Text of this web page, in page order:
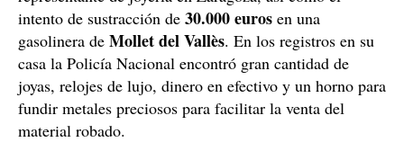
intento de sustracción de 30.000 euros en una
gasolinera de Mollet del Vallès. En los registros en su
casa la Policía Nacional encontró gran cantidad de
joyas, relojes de lujo, dinero en efectivo y un horno para
fundir metales preciosos para facilitar la venta del
material robado.